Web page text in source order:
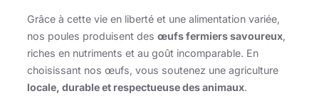
Grâce à cette vie en liberté et une alimentation variée,
nos poules produisent des œufs fermiers savoureux,
riches en nutriments et au goût incomparable. En
choisissant nos œufs, vous soutenez une agriculture
locale, durable et respectueuse des animaux.